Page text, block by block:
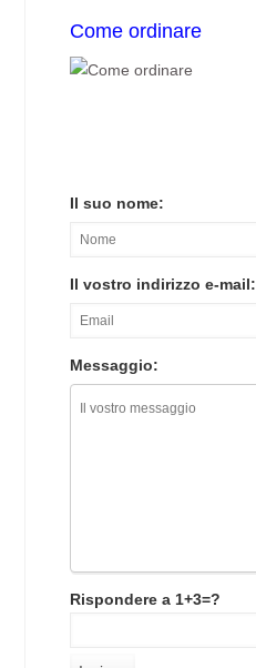
Come ordinare
Il suo nome:
Il vostro indirizzo e-mail:
Messaggio:
Rispondere a 1+3=?